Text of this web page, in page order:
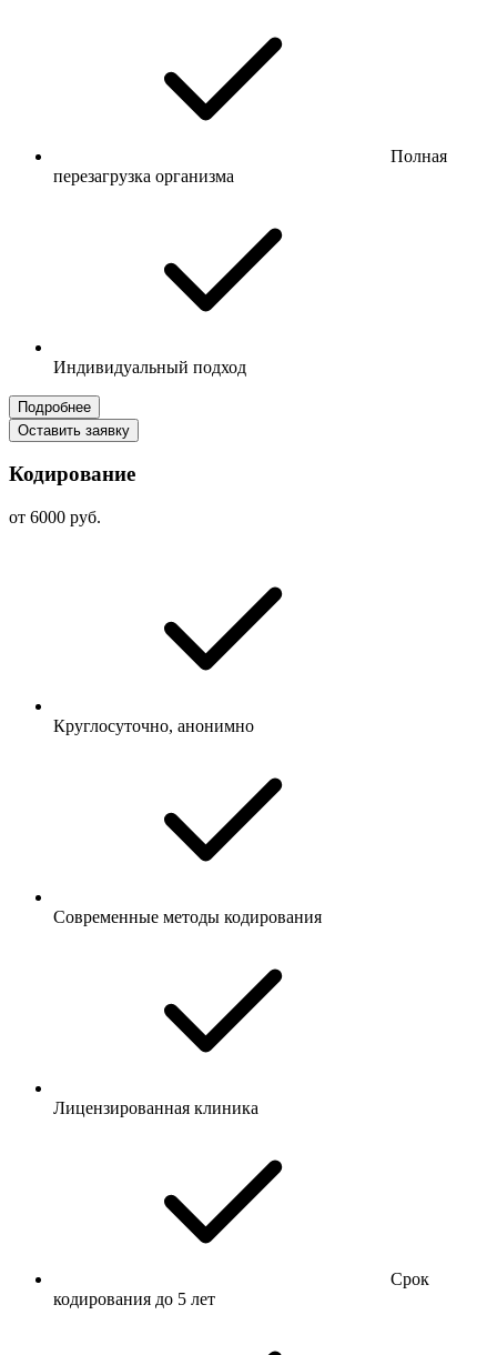
Полная
перезагрузка организма
Индивидуальный подход
Подробнее
Оставить заявку
Кодирование
от 6000 руб.
Круглосуточно, анонимно
Современные методы кодирования
Лицензированная клиника
Срок
кодирования до 5 лет